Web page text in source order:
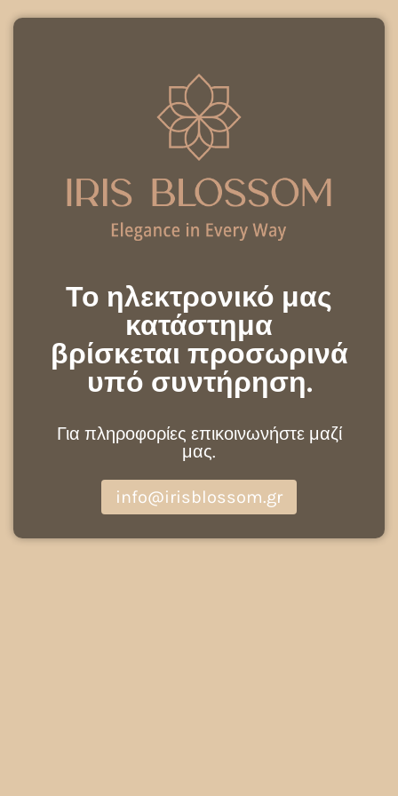
Το ηλεκτρονικό μας
κατάστημα
βρίσκεται προσωρινά
υπό συντήρηση.
Για πληροφορίες επικοινωνήστε μαζί
μας.
info@irisblossom.gr